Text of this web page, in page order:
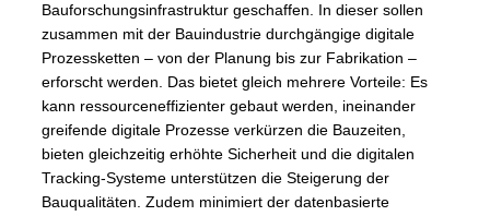
Bauforschungsinfrastruktur geschaffen. In dieser sollen
zusammen mit der Bauindustrie durchgängige digitale
Prozessketten – von der Planung bis zur Fabrikation –
erforscht werden. Das bietet gleich mehrere Vorteile: Es
kann ressourceneffizienter gebaut werden, ineinander
greifende digitale Prozesse verkürzen die Bauzeiten,
bieten gleichzeitig erhöhte Sicherheit und die digitalen
Tracking-Systeme unterstützen die Steigerung der
Bauqualitäten. Zudem minimiert der datenbasierte